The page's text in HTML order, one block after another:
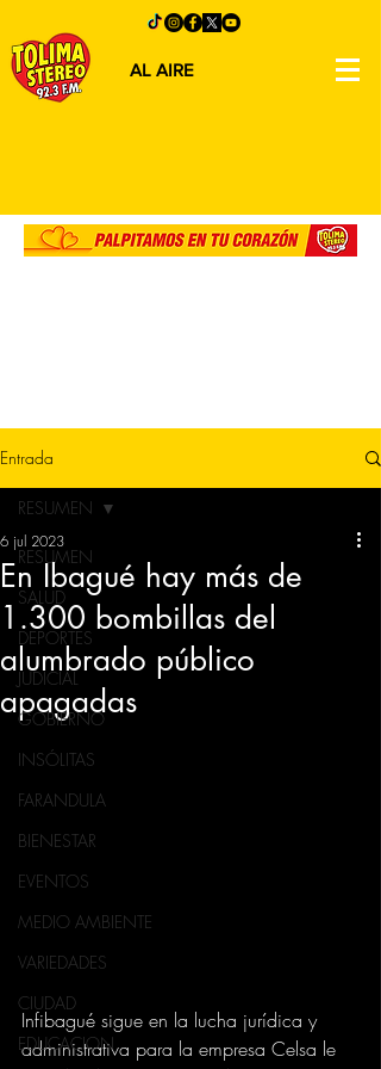
AL AIRE
Entrada
RESUMEN
SALUD
DEPORTES
JUDICIAL
GOBIERNO
INSÓLITAS
FARANDULA
BIENESTAR
EVENTOS
MEDIO AMBIENTE
VARIEDADES
CIUDAD
EDUCACION
RESUMEN
En Ibagué hay más de
1.300 bombillas del
alumbrado público
apagadas
6 jul 2023
Infibagué sigue en la lucha jurídica y
administrativa para la empresa Celsa le